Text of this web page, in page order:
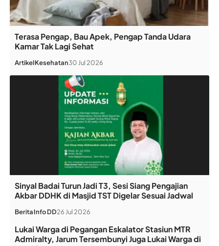
Terasa Pengap, Bau Apek, Pengap Tanda Udara
Kamar Tak Lagi Sehat
ArtikelKesehatan30 Jul 2026
Sinyal Badai Turun Jadi T3, Sesi Siang Pengajian
Akbar DDHK di Masjid TST Digelar Sesuai Jadwal
BeritaInfo DD26 Jul 2026
Lukai Warga di Pegangan Eskalator Stasiun MTR
Admiralty, Jarum Tersembunyi Juga Lukai Warga di